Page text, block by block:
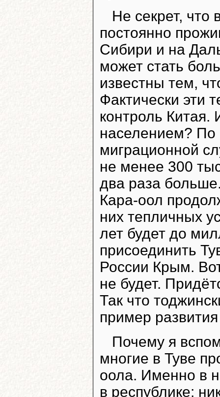
Не секрет, что
постоянно
Сибири и на
может стать
известны тем,
Фактически эти
контроль
населением?
миграционной
не менее 300
два раза
Кара-оол
них тепличных
лет будет до
присоединить
России Крым.
не будет.
Так что
пример
Почему я
многие в Туве
оола. Именно в
в республике: